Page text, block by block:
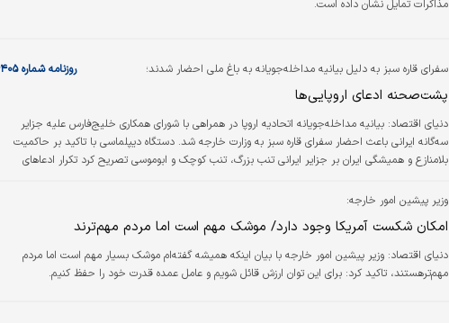
مذاکرات تمایل نشان داده است.
سفرای قاره سبز به دلیل بیانیه مداخله‌جویانه به باغ ملی احضار شدند؛ روزنامه شماره ۶۴۰۵
پشت‌صحنه ادعای اروپایی‌ها
دنیای اقتصاد: بیانیه مداخله‌جویانه اتحادیه اروپا در همراهی با شورای همکاری خلیج‌فارس علیه جزایر
سه‌گانه ایرانی باعث احضار سفرای قاره سبز به وزارت خارجه شد. دستگاه دیپلماسی با تاکید بر حاکمیت
بلامنازع و همیشگی ایران بر جزایر ایرانی تنب بزرگ، تنب کوچک و ابوموسی تصریح کرد تکرار ادعاهای
نمی‌دهد. «دنیای‌اقتصاد» در گزارشی دلایل سیاست‌های خصمانه اروپایی‌ها را در قبال ایران که از دو سال
وزیر پیشین امور خارجه:
امکان شکست آمریکا وجود دارد/ موشک مهم است اما مردم مهم‌ترند
دنیای اقتصاد: وزیر پیشین امور خارجه با بیان اینکه همیشه گفته‌ام موشک بسیار مهم است اما مردم
مهم‌ترهستند، تاکید کرد: برای این توان ارزش قائل شویم و عامل عمده قدرت خود را حفظ کنیم.